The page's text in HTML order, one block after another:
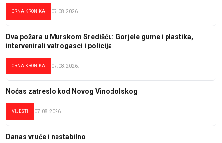
CRNA KRONIKA 07.08.2026.
Dva požara u Murskom Središću: Gorjele gume i plastika,
intervenirali vatrogasci i policija
CRNA KRONIKA 07.08.2026.
Noćas zatreslo kod Novog Vinodolskog
VIJESTI 07.08.2026.
Danas vruće i nestabilno